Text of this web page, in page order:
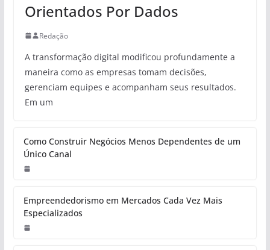
Orientados Por Dados
Redação
A transformação digital modificou profundamente a
maneira como as empresas tomam decisões,
gerenciam equipes e acompanham seus resultados.
Em um
Como Construir Negócios Menos Dependentes de um
Único Canal
Empreendedorismo em Mercados Cada Vez Mais
Especializados